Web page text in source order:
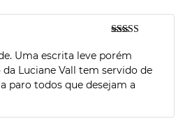
de 5
Uma escrita leve porém
Luciane Vall tem servido de
paro todos que desejam a